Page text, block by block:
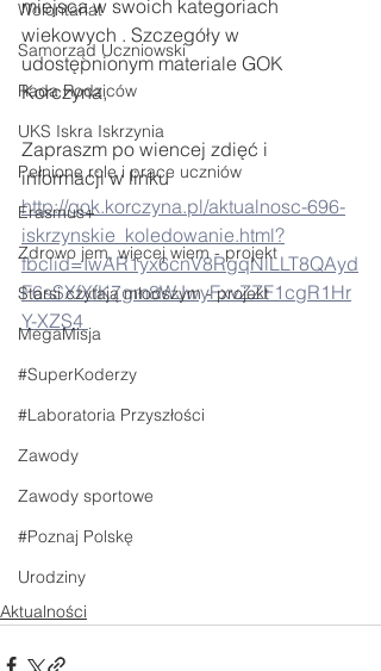
Wolontariat
Samorząd Uczniowski
Rada Rodziców
UKS Iskra Iskrzynia
Pełnione role i prace uczniów
Erasmus+
Zdrowo jem, więcej wiem - projekt
Starsi czytają młodszym - projekt
MegaMisja
#SuperKoderzy
#Laboratoria Przyszłości
Zawody
Zawody sportowe
#Poznaj Polskę
Urodziny
miejsca w swoich kategoriach
wiekowych . Szczegóły w
udostępnionym materiale GOK
Korczyna,
Zapraszm po wiencej zdięć i
informacji w linku
http://gok.korczyna.pl/aktualnosc-696-
iskrzynskie_koledowanie.html?
fbclid=IwAR1yx6cnV8RgqNlLLT8QAyd
F6sSXfXfK7gm8WJwyFxvZZF1cgR1Hr
Y-XZS4
Aktualności